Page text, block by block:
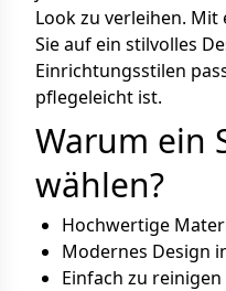
Look zu verleihen. Mit
Sie auf ein stilvolles
Einrichtungsstilen
pflegeleicht ist.
Warum ein
wählen?
Hochwertige
Modernes Design
Einfach zu